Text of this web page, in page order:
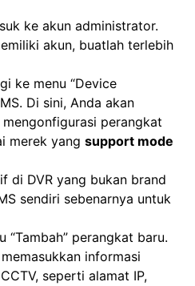
ke akun administrator.
akun, buatlah terlebih
ke menu “Device
Di sini, Anda akan
perangkat
merek yang support mode
di DVR yang bukan brand
sendiri sebenarnya untuk
“Tambah” perangkat baru.
informasi
seperti alamat IP,